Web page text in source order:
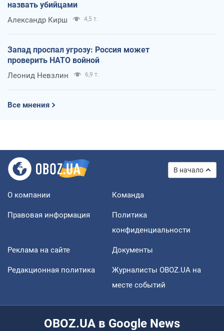
назвать убийцами
Александр Кирш 4,5 т.
Запад проспал угрозу: Россия может
проверить НАТО войной
Леонид Невзлин 6,9 т.
Все мнения
В начало
О компании Команда
Правовая информация
Политика
конфиденциальности
Реклама на сайте Документы
Редакционная политика
Журналисты OBOZ.UA на
месте событий
OBOZ.UA в Google News